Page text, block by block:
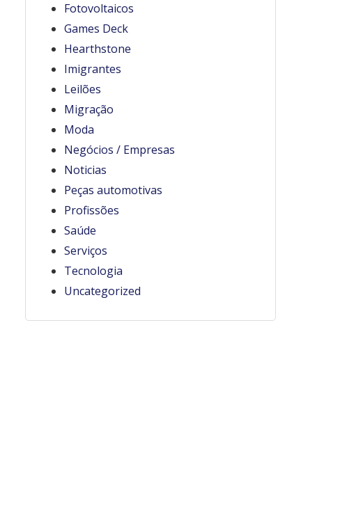
Fotovoltaicos
Games Deck
Hearthstone
Imigrantes
Leilões
Migração
Moda
Negócios / Empresas
Noticias
Peças automotivas
Profissões
Saúde
Serviços
Tecnologia
Uncategorized